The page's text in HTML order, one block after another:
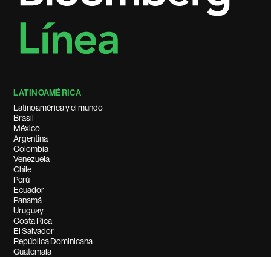
LATINOAMÉRICA
Latinoamérica y el mundo
Brasil
México
Argentina
Colombia
Venezuela
Chile
Perú
Ecuador
Panamá
Uruguay
Costa Rica
El Salvador
República Dominicana
Guatemala